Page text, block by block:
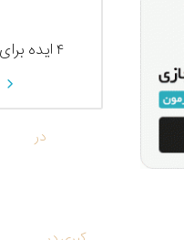
۴ ایده برای تحول کسب و کار برای...
در